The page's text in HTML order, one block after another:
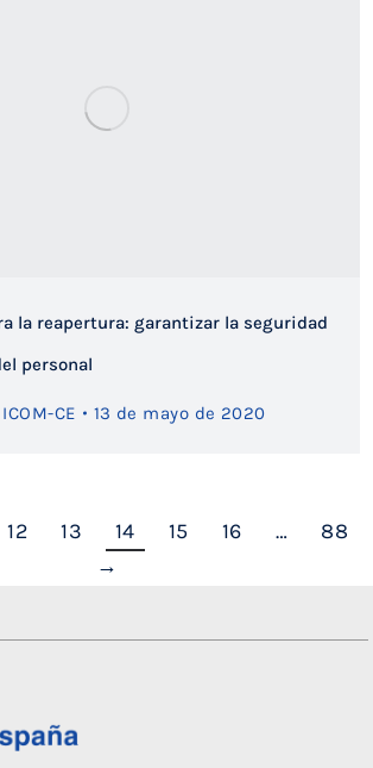
la reapertura: garantizar la seguridad
personal
ICOM-CE 13 de mayo de 2020
12 13 14 15 16 …
88
→